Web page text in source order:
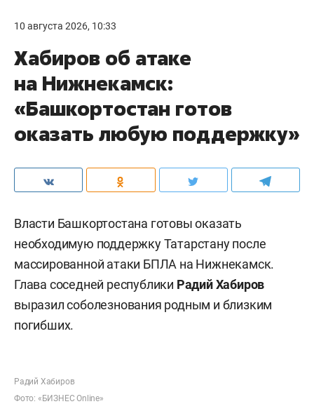
10 августа 2026, 10:33
Хабиров об атаке
на Нижнекамск:
«Башкортостан готов
оказать любую поддержку»
Власти Башкортостана готовы оказать
необходимую поддержку Татарстану после
массированной атаки БПЛА на Нижнекамск.
Глава соседней республики Радий Хабиров
выразил соболезнования родным и близким
погибших.
Радий Хабиров
Фото: «БИЗНЕС Online»